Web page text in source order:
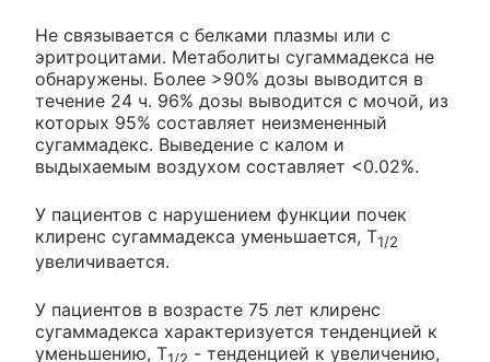
Не связывается с белками плазмы или с
эритроцитами. Метаболиты сугаммадекса не
обнаружены. Более >90% дозы выводится в
течение 24 ч. 96% дозы выводится с мочой, из
которых 95% составляет неизмененный
сугаммадекс. Выведение с калом и
выдыхаемым воздухом составляет <0.02%.
У пациентов с нарушением функции почек
клиренс сугаммадекса уменьшается, T1/2
увеличивается.
У пациентов в возрасте 75 лет клиренс
сугаммадекса характеризуется тенденцией к
уменьшению, T
- тенденцией к увеличению,